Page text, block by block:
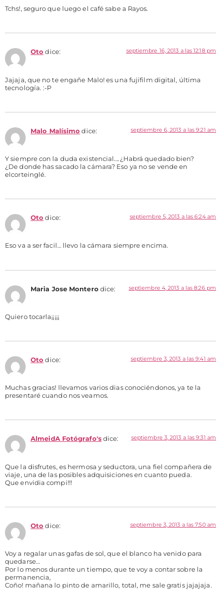
Tchs!, seguro que luego el café sabe a Rayos.
Oto dice: septiembre 16, 2013 a las 12:18 pm
Jajaja, que no te engañe Malo! es una fujifilm digital, última
tecnología. :-P
Malo Malísimo dice: septiembre 6, 2013 a las 9:21 am
Y siempre con la duda existencial….¿Habrá quedado bien?
¿De donde has sacado la cámara? Eso ya no se vende en
elcorteinglé.
Oto dice: septiembre 5, 2013 a las 6:24 am
Eso va a ser facil… llevo la cámara siempre encima.
Maria Jose Montero dice: septiembre 4, 2013 a las 8:26 pm
Quiero tocarla¡¡¡¡¡
Oto dice: septiembre 3, 2013 a las 9:41 am
Muchas gracias! llevamos varios dias conociéndonos, ya te la
presentaré cuando nos veamos.
AlmeidA Fotógrafo's dice: septiembre 3, 2013 a las 9:31 am
Que la disfrutes, es hermosa y seductora, una fiel compañera de
viaje, una de las posibles adquisiciones en cuanto pueda.
Que envidia compi!!!
Oto dice: septiembre 3, 2013 a las 7:50 am
Voy a regalar unas gafas de sol, que el blanco ha venido para
quedarse…
Por lo menos durante un tiempo, que te voy a contar sobre la
permanencia,
Coño! mañana lo pinto de amarillo, total, me sale gratis jajajaja.